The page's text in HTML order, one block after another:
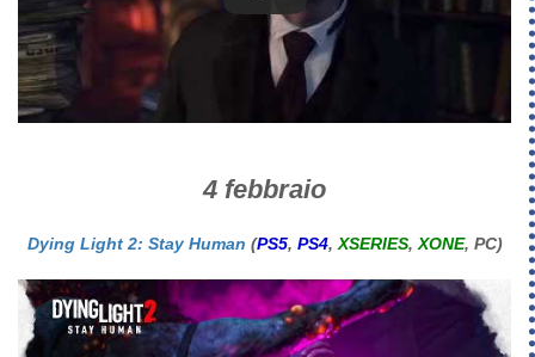
4 febbraio
Dying Light 2: Stay Human (PS5, PS4, XSERIES, XONE, PC)